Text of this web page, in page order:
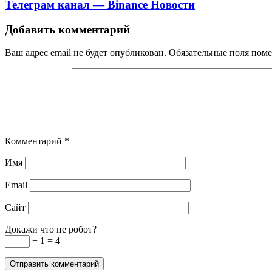
Телеграм канал — Binance Новости
Добавить комментарий
Ваш адрес email не будет опубликован. Обязательные поля
Комментарий *
Имя
Email
Сайт
Докажи что не робот?
− 1 = 4